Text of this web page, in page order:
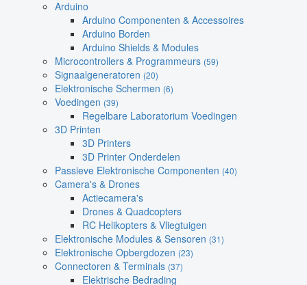
Arduino
Arduino Componenten & Accessoires
Arduino Borden
Arduino Shields & Modules
Microcontrollers & Programmeurs (59)
Signaalgeneratoren (20)
Elektronische Schermen (6)
Voedingen (39)
Regelbare Laboratorium Voedingen
3D Printen
3D Printers
3D Printer Onderdelen
Passieve Elektronische Componenten (40)
Camera's & Drones
Actiecamera's
Drones & Quadcopters
RC Helikopters & Vliegtuigen
Elektronische Modules & Sensoren (31)
Elektronische Opbergdozen (23)
Connectoren & Terminals (37)
Elektrische Bedrading